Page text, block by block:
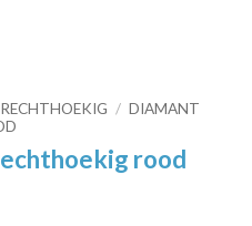
/ DIAMANT
rood